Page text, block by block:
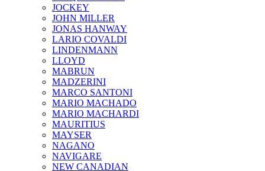
JOCKEY
JOHN MILLER
JONAS HANWAY
LARIO COVALDI
LINDENMANN
LLOYD
MABRUN
MADZERINI
MARCO SANTONI
MARIO MACHADO
MARIO MACHARDI
MAURITIUS
MAYSER
NAGANO
NAVIGARE
NEW CANADIAN